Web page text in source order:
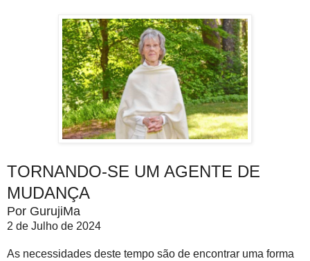
TORNANDO-SE UM AGENTE DE
MUDANÇA
Por GurujiMa
2 de Julho de 2024
As necessidades deste tempo são de encontrar uma forma